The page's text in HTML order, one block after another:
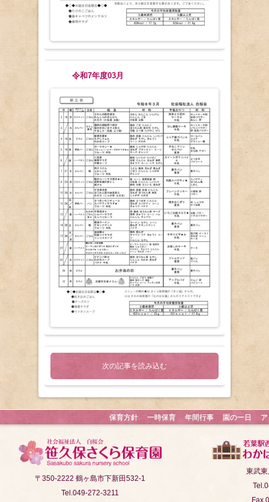
令和7年度03月
次の記事を読み込む
保育方針 一時保育 年間行事 園の一日
〒350-2222 鶴ヶ島市下新田532-1
Tel.049-272-3211
東武